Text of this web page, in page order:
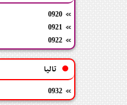
0920
0921
0922
تالیا
0932